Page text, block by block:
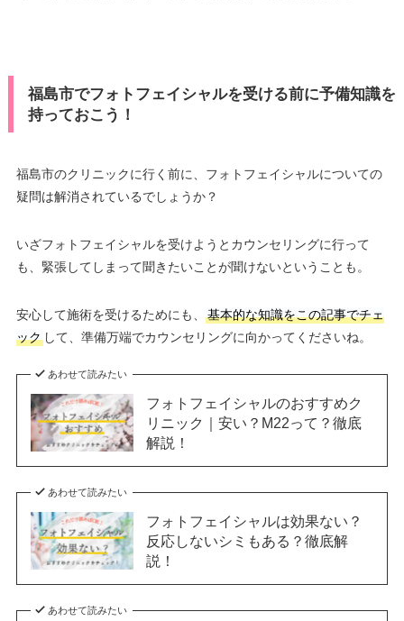
福島市でフォトフェイシャルを受ける前に予備知識を
持っておこう！
福島市のクリニックに行く前に、フォトフェイシャルについての
疑問は解消されているでしょうか？
いざフォトフェイシャルを受けようとカウンセリングに行って
も、緊張してしまって聞きたいことが聞けないということも。
安心して施術を受けるためにも、
基本的な知識をこの記事でチェ
ックして、準備万端でカウンセリングに向かってくださいね。
あわせて読みたい
フォトフェイシャルのおすすめク
リニック｜安い？M22って？徹底
解説！
あわせて読みたい
フォトフェイシャルは効果ない？
反応しないシミもある？徹底解
説！
あわせて読みたい